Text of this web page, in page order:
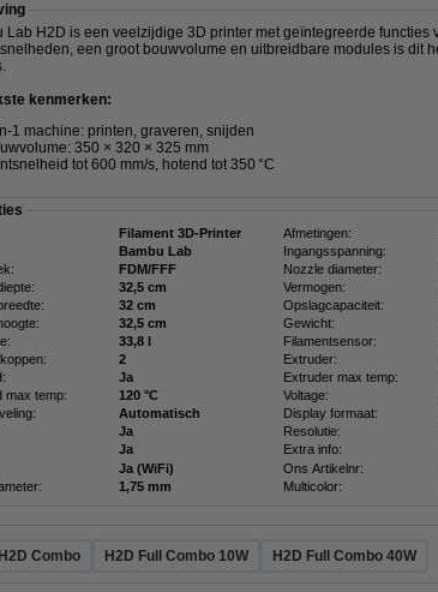
Lab H2D is een veelzijdige 3D printer met geïntegreerde functies
een groot bouwvolume en uitbreidbare modules is dit
kenmerken:
1 machine: printen, graveren, snijden
350 × 320 × 325 mm
tot 600 mm/s, hotend tot 350 °C
Filament 3D-Printer Afmetingen:
Bambu Lab Ingangsspanning:
FDM/FFF Nozzle diameter:
32,5 cm Vermogen:
32 cm Opslagcapaciteit:
32,5 cm Gewicht:
33,8 l Filamentsensor:
2 Extruder:
Ja Extruder max temp:
max temp:
120 °C Voltage:
Automatisch Display formaat:
Ja Resolutie:
Ja Extra info:
Ja (WiFi) Ons Artikelnr:
1,75 mm Multicolor:
H2D Combo H2D Full Combo 10W H2D Full Combo 40W